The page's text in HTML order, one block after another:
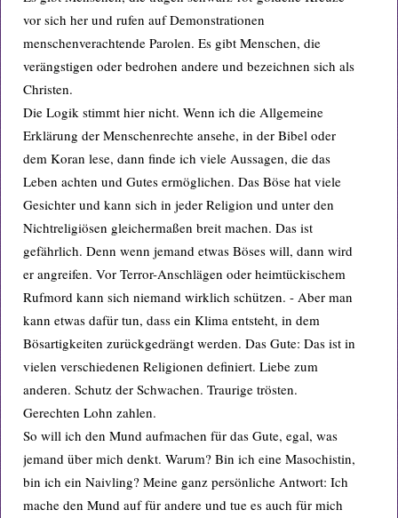
vor sich her und rufen auf Demonstrationen
menschenverachtende Parolen. Es gibt Menschen, die
verängstigen oder bedrohen andere und bezeichnen sich als
Christen.
Die Logik stimmt hier nicht. Wenn ich die Allgemeine
Erklärung der Menschenrechte ansehe, in der Bibel oder
dem Koran lese, dann finde ich viele Aussagen, die das
Leben achten und Gutes ermöglichen. Das Böse hat viele
Gesichter und kann sich in jeder Religion und unter den
Nichtreligiösen gleichermaßen breit machen. Das ist
gefährlich. Denn wenn jemand etwas Böses will, dann wird
er angreifen. Vor Terror-Anschlägen oder heimtückischem
Rufmord kann sich niemand wirklich schützen. - Aber man
kann etwas dafür tun, dass ein Klima entsteht, in dem
Bösartigkeiten zurückgedrängt werden. Das Gute: Das ist in
vielen verschiedenen Religionen definiert. Liebe zum
anderen. Schutz der Schwachen. Traurige trösten.
Gerechten Lohn zahlen.
So will ich den Mund aufmachen für das Gute, egal, was
jemand über mich denkt. Warum? Bin ich eine Masochistin,
bin ich ein Naivling? Meine ganz persönliche Antwort: Ich
mache den Mund auf für andere und tue es auch für mich